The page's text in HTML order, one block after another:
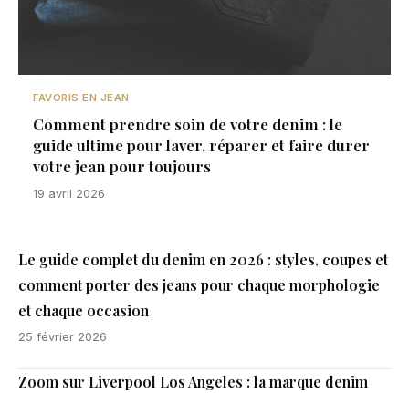
FAVORIS EN JEAN
Comment prendre soin de votre denim : le
guide ultime pour laver, réparer et faire durer
votre jean pour toujours
19 avril 2026
Le guide complet du denim en 2026 : styles, coupes et
comment porter des jeans pour chaque morphologie
et chaque occasion
25 février 2026
Zoom sur Liverpool Los Angeles : la marque denim